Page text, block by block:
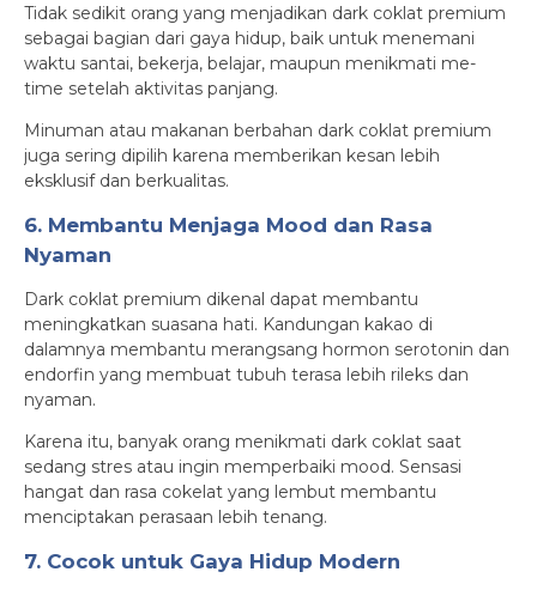
Tidak sedikit orang yang menjadikan dark coklat premium
sebagai bagian dari gaya hidup, baik untuk menemani
waktu santai, bekerja, belajar, maupun menikmati me-
time setelah aktivitas panjang.
Minuman atau makanan berbahan dark coklat premium
juga sering dipilih karena memberikan kesan lebih
eksklusif dan berkualitas.
6. Membantu Menjaga Mood dan Rasa
Nyaman
Dark coklat premium dikenal dapat membantu
meningkatkan suasana hati. Kandungan kakao di
dalamnya membantu merangsang hormon serotonin dan
endorfin yang membuat tubuh terasa lebih rileks dan
nyaman.
Karena itu, banyak orang menikmati dark coklat saat
sedang stres atau ingin memperbaiki mood. Sensasi
hangat dan rasa cokelat yang lembut membantu
menciptakan perasaan lebih tenang.
7. Cocok untuk Gaya Hidup Modern